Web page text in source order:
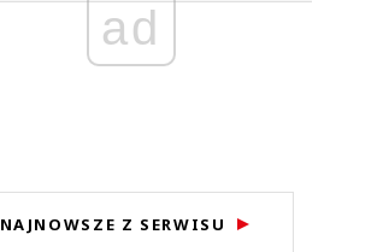
ad
NAJNOWSZE Z SERWISU